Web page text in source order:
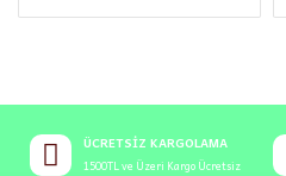
ÜCRETSIZ KARGOLAMA
1500TL ve Üzeri Kargo Ücretsiz